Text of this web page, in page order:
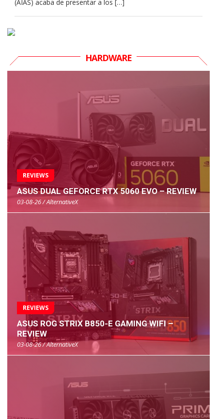
(AIAS) acaba de presentar a los […]
HARDWARE
REVIEWS
ASUS DUAL GEFORCE RTX 5060 EVO – REVIEW
03-08-26 / AlternativeX
REVIEWS
ASUS ROG STRIX B850-E GAMING WIFI –
REVIEW
03-08-26 / AlternativeX